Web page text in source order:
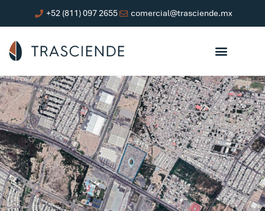
+52 (811) 097 2655 comercial@trasciende.mx